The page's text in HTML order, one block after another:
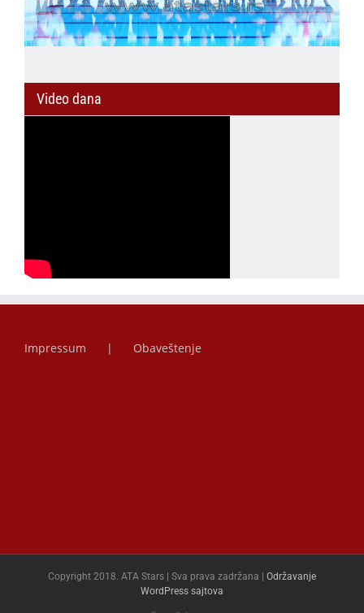
Video dana
Impressum Obaveštenje
Copyright 2018. ATA Stars | Sva prava zadržana | Održavanje
WordPress sajtova